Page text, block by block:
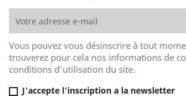
Vous pouvez vous désinscrire à tout
trouverez pour cela nos informations de
conditions d'utilisation du site.
J'accepte l'inscription a la newsletter